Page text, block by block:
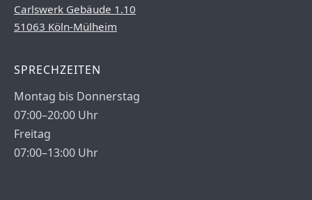
Carlswerk Gebäude 1.10
51063 Köln-Mülheim
SPRECHZEITEN
Montag bis Donnerstag
07:00–20:00 Uhr
Freitag
07:00–13:00 Uhr